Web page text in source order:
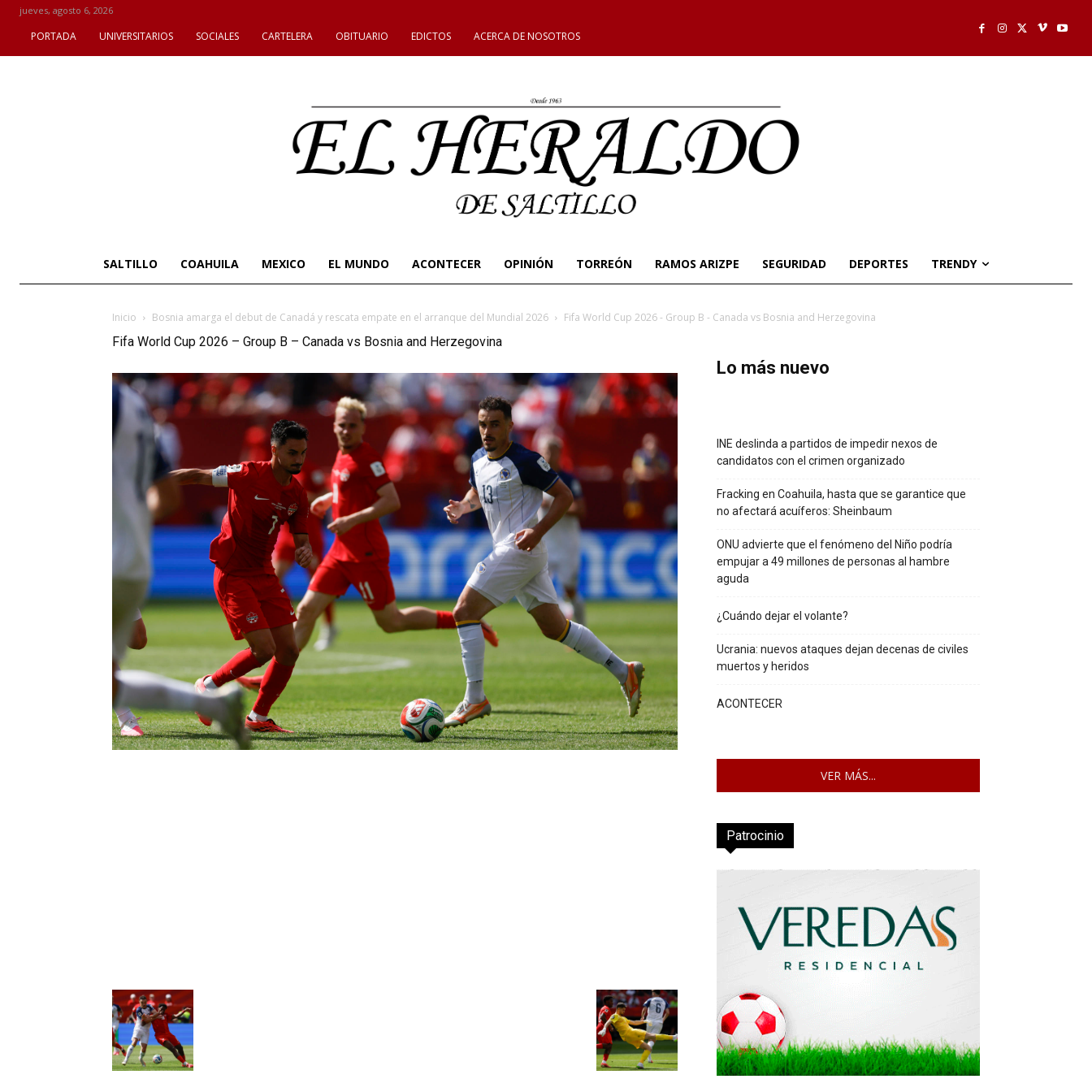
jueves, agosto 6, 2026
PORTADA UNIVERSITARIOS SOCIALES CARTELERA OBITUARIO EDICTOS ACERCA DE NOSOTROS
SALTILLO COAHUILA MEXICO EL MUNDO ACONTECER OPINIÓN TORREÓN RAMOS ARIZPE SEGURIDAD DEPORTES TRENDY
Inicio Bosnia amarga el debut de Canadá y rescata empate en el arranque del Mundial 2026 Fifa World Cup 2026 - Group B - Canada vs Bosnia and Herzegovina
Fifa World Cup 2026 – Group B – Canada vs Bosnia and Herzegovina
Lo más nuevo
INE deslinda a partidos de impedir nexos de
candidatos con el crimen organizado
Fracking en Coahuila, hasta que se garantice que
no afectará acuíferos: Sheinbaum
ONU advierte que el fenómeno del Niño podría
empujar a 49 millones de personas al hambre
aguda
¿Cuándo dejar el volante?
Ucrania: nuevos ataques dejan decenas de civiles
muertos y heridos
ACONTECER
VER MÁS...
Patrocinio